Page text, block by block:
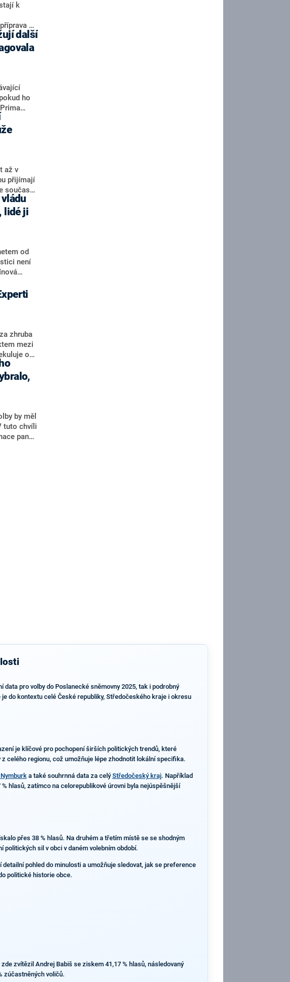
k
na
novináři
v
i
„Je to
s
Prima
ho
mohl
není
až v
přijímají
současná
za
nicméně
trojice
dosud
lidé ji
od
není
na
také
o
zhruba
mezi
o
je
2028
by měl
tuto chvíli
pana
o
pro volby do Poslanecké sněmovny 2025, tak i podrobný
do kontextu celé České republiky, Středočeského kraje i okresu
je klíčové pro pochopení širších politických trendů, které
celého regionu, což umožňuje lépe zhodnotit lokální specifika.
a také souhrnná data za celý Středočeský kraj. Například
hlasů, zatímco na celorepublikové úrovni byla nejúspěšnější
přes 38 % hlasů. Na druhém a třetím místě se se shodným
politických sil v obci v daném volebním období.
pohled do minulosti a umožňuje sledovat, jak se preference
politické historie obce.
zvítězil Andrej Babiš se ziskem 41,17 % hlasů, následovaný
zúčastněných voličů.